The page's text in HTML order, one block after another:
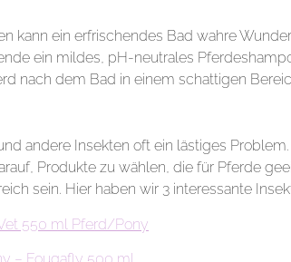
kann ein erfrischendes Bad wahre
ein mildes, pH-neutrales
nach dem Bad in einem schattigen
andere Insekten oft ein lästiges
Produkte zu wählen, die für Pferde
sein. Hier haben wir 3 interessante
550 ml Pferd/Pony